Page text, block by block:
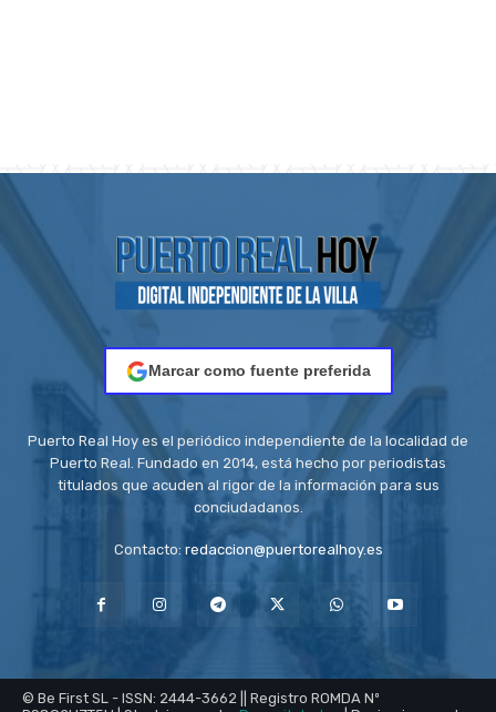
Marcar como fuente preferida
Puerto Real Hoy es el periódico independiente de la localidad de
Puerto Real. Fundado en 2014, está hecho por periodistas
titulados que acuden al rigor de la información para sus
conciudadanos.
Contacto: redaccion@puertorealhoy.es
© Be First SL - ISSN: 2444-3662 || Registro ROMDA Nº